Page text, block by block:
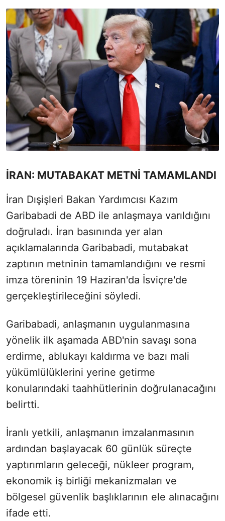
İRAN: MUTABAKAT METNİ TAMAMLANDI
İran Dışişleri Bakan Yardımcısı Kazım
Garibabadi de ABD ile anlaşmaya varıldığını
doğruladı. İran basınında yer alan
açıklamalarında Garibabadi, mutabakat
zaptının metninin tamamlandığını ve resmi
imza töreninin 19 Haziran'da İsviçre'de
gerçekleştirileceğini söyledi.
Garibabadi, anlaşmanın uygulanmasına
yönelik ilk aşamada ABD'nin savaşı sona
erdirme, ablukayı kaldırma ve bazı mali
yükümlülüklerini yerine getirme
konularındaki taahhütlerinin doğrulanacağını
belirtti.
İranlı yetkili, anlaşmanın imzalanmasının
ardından başlayacak 60 günlük süreçte
yaptırımların geleceği, nükleer program,
ekonomik iş birliği mekanizmaları ve
bölgesel güvenlik başlıklarının ele alınacağını
ifade etti.